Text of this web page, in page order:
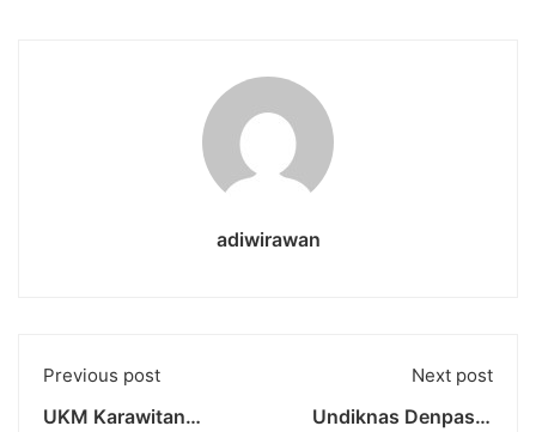
adiwirawan
Previous post
UKM Karawitan
Next post
Undiknas Denpasar